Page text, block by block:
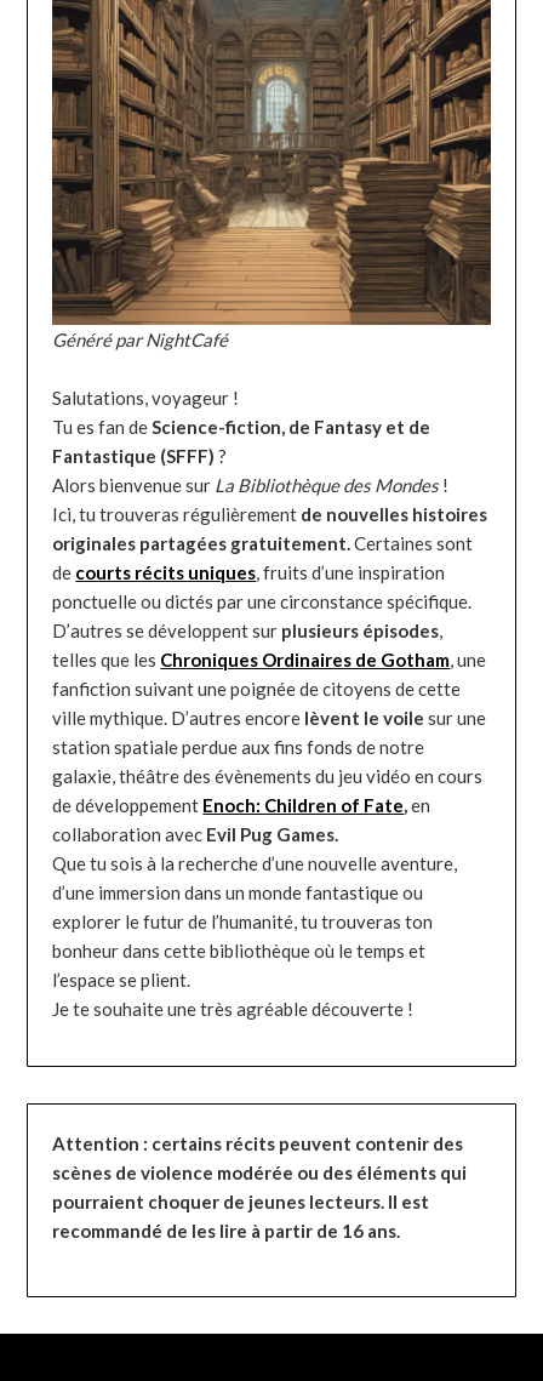
Généré par NightCafé
Salutations, voyageur !
Tu es fan deScience-fiction, de Fantasy et de
Fantastique (SFFF) ?
Alors bienvenue sur La Bibliothèque des Mondes!
Ici, tu trouveras régulièrement de nouvelles histoires
originales partagées gratuitement.Certaines sont
de courts récits uniques, fruits d’une inspiration
ponctuelle ou dictés par une circonstance spécifique.
D’autres se développent sur plusieurs épisodes,
telles que les Chroniques Ordinaires de Gotham, une
fanfiction suivant une poignée de citoyens de cette
ville mythique. D’autres encore lèvent le voile sur une
station spatiale perdue aux fins fonds de notre
galaxie, théâtre des évènements du jeu vidéo en cours
de développement Enoch: Children of Fate,en
collaboration avec Evil Pug Games.
Que tu sois à la recherche d’une nouvelle aventure,
d’une immersion dans un monde fantastique ou
explorer le futur de l’humanité, tu trouveras ton
bonheur dans cette bibliothèque où le temps et
l’espace se plient.
Je te souhaite une très agréable découverte !
Attention : certains récits peuvent contenir des
scènes de violence modérée ou des éléments qui
pourraient choquer de jeunes lecteurs. Il est
recommandé de les lire à partir de 16 ans.